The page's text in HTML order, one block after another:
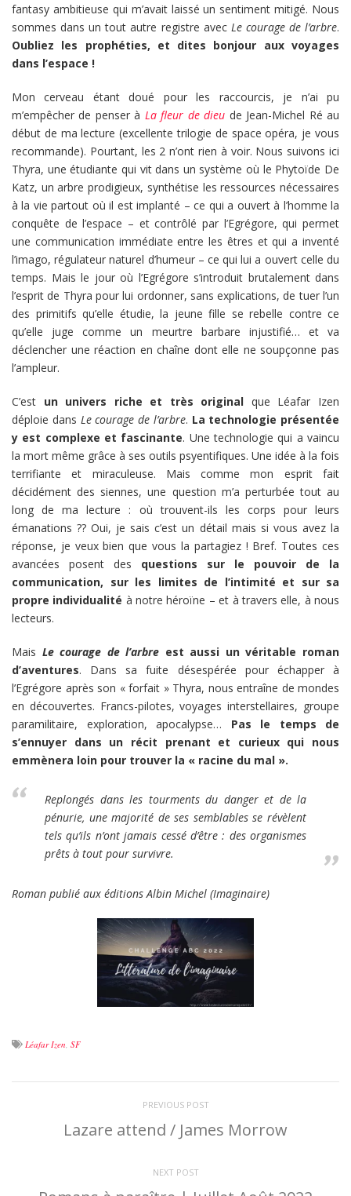
fantasy ambitieuse qui m’avait laissé un sentiment mitigé. Nous
sommes dans un tout autre registre avec Le courage de l’arbre.
Oubliez les prophéties, et dites bonjour aux voyages
dans l’espace !
Mon cerveau étant doué pour les raccourcis, je n’ai pu
m’empêcher de penser à La fleur de dieu de Jean-Michel Ré au
début de ma lecture (excellente trilogie de space opéra, je vous
recommande). Pourtant, les 2 n’ont rien à voir. Nous suivons ici
Thyra, une étudiante qui vit dans un système où le Phytoïde De
Katz, un arbre prodigieux, synthétise les ressources nécessaires
à la vie partout où il est implanté – ce qui a ouvert à l’homme la
conquête de l’espace – et contrôlé par l’Egrégore, qui permet
une communication immédiate entre les êtres et qui a inventé
l’imago, régulateur naturel d’humeur – ce qui lui a ouvert celle du
temps. Mais le jour où l’Egrégore s’introduit brutalement dans
l’esprit de Thyra pour lui ordonner, sans explications, de tuer l’un
des primitifs qu’elle étudie, la jeune fille se rebelle contre ce
qu’elle juge comme un meurtre barbare injustifié… et va
déclencher une réaction en chaîne dont elle ne soupçonne pas
l’ampleur.
C’est un univers riche et très original que Léafar Izen
déploie dans Le courage de l’arbre. La technologie présentée
y est complexe et fascinante. Une technologie qui a vaincu
la mort même grâce à ses outils psyentifiques. Une idée à la fois
terrifiante et miraculeuse. Mais comme mon esprit fait
décidément des siennes, une question m’a perturbée tout au
long de ma lecture : où trouvent-ils les corps pour leurs
émanations ?? Oui, je sais c’est un détail mais si vous avez la
réponse, je veux bien que vous la partagiez ! Bref. Toutes ces
avancées posent des questions sur le pouvoir de la
communication, sur les limites de l’intimité et sur sa
propre individualité à notre héroïne – et à travers elle, à nous
lecteurs.
Mais Le courage de l’arbre est aussi un véritable roman
d’aventures. Dans sa fuite désespérée pour échapper à
l’Egrégore après son « forfait » Thyra, nous entraîne de mondes
en découvertes. Francs-pilotes, voyages interstellaires, groupe
paramilitaire, exploration, apocalypse… Pas le temps de
s’ennuyer dans un récit prenant et curieux qui nous
emmènera loin pour trouver la « racine du mal ».
Replongés dans les tourments du danger et de la
pénurie, une majorité de ses semblables se révèlent
tels qu’ils n’ont jamais cessé d’être : des organismes
prêts à tout pour survivre.
Roman publié aux éditions Albin Michel (Imaginaire)
Léafar Izen SF
PREVIOUS POST
Lazare attend / James Morrow
NEXT POST